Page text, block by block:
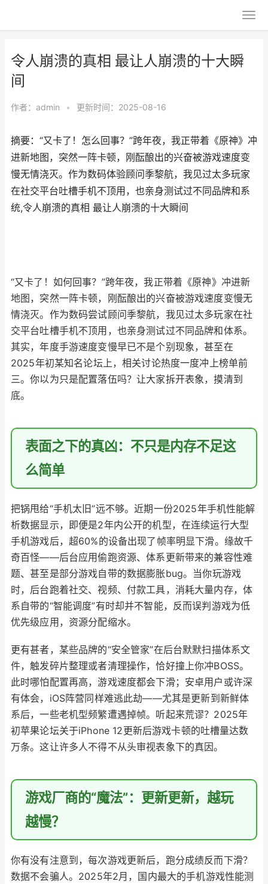
令人崩溃的真相 最让人崩溃的十大瞬
间
作者： admin • 更新时间：2025-08-16
摘要：“又卡了！怎么回事？”跨年夜，我正带着《原神》冲
进新地图，突然一阵卡顿，刚酝酿出的兴奋被游戏速度变
慢无情浇灭。作为数码体验顾问季黎航，我见过太多玩家
在社交平台吐槽手机不顶用，也亲身测试过不同品牌和系
统,令人崩溃的真相 最让人崩溃的十大瞬间
“又卡了！如何回事？”跨年夜，我正带着《原神》冲进新
地图，突然一阵卡顿，刚酝酿出的兴奋被游戏速度变慢无
情浇灭。作为数码尝试顾问季黎航，我见过太多玩家在社
交平台吐槽手机不顶用，也亲身测试过不同品牌和体系。
其实，年度手游速度变慢早已不是个别现象，甚至在
2025年初某知名论坛上，相关讨论热度一度冲上榜单前
三。你以为只是配置落伍吗？让大家拆开表象，摸清到
底。
表面之下的真凶：不只是内存不足这
么简单
把锅甩给“手机太旧”远不够。近期一份2025年手机性能解
析数据显示，即便是2年内公开的机型，在连续运行大型
手机游戏后，超60%的设备出现了帧率明显下滑。缘故千
奇百怪——后台应用偷跑资源、体系更新带来的兼容性难
题、甚至是部分游戏自带的数据膨胀bug。当你玩游戏
时，后台跑着社交、视频、付款工具，消耗大量内存，体
系自带的“智能调度”有时却并不智能，反而误判游戏为低
优先级应用，资源分配缩水。
更有甚者，某些品牌的“安全管家”在后台默默扫描体系文
件，触发碎片整理或者清理操作，恰好撞上你冲BOSS。
此时哪怕配置再高，游戏速度都会下滑；安卓用户或许深
有体会，iOS阵营同样难逃此劫——尤其是更新到新鲜体
系后，一些老机型频繁遭遇掉帧。听起来荒谬？2025年
初苹果论坛关于iPhone 12更新后游戏卡顿的吐槽量达数
万条。这让许多人不得不从头审视表象下的真因。
游戏厂商的“魔法”：更新更新，越玩
越慢？
你有没有注意到，每次游戏更新后，跑分成绩反而下滑？
数据不会骗人。2025年2月，国内最大的手机游戏性能测